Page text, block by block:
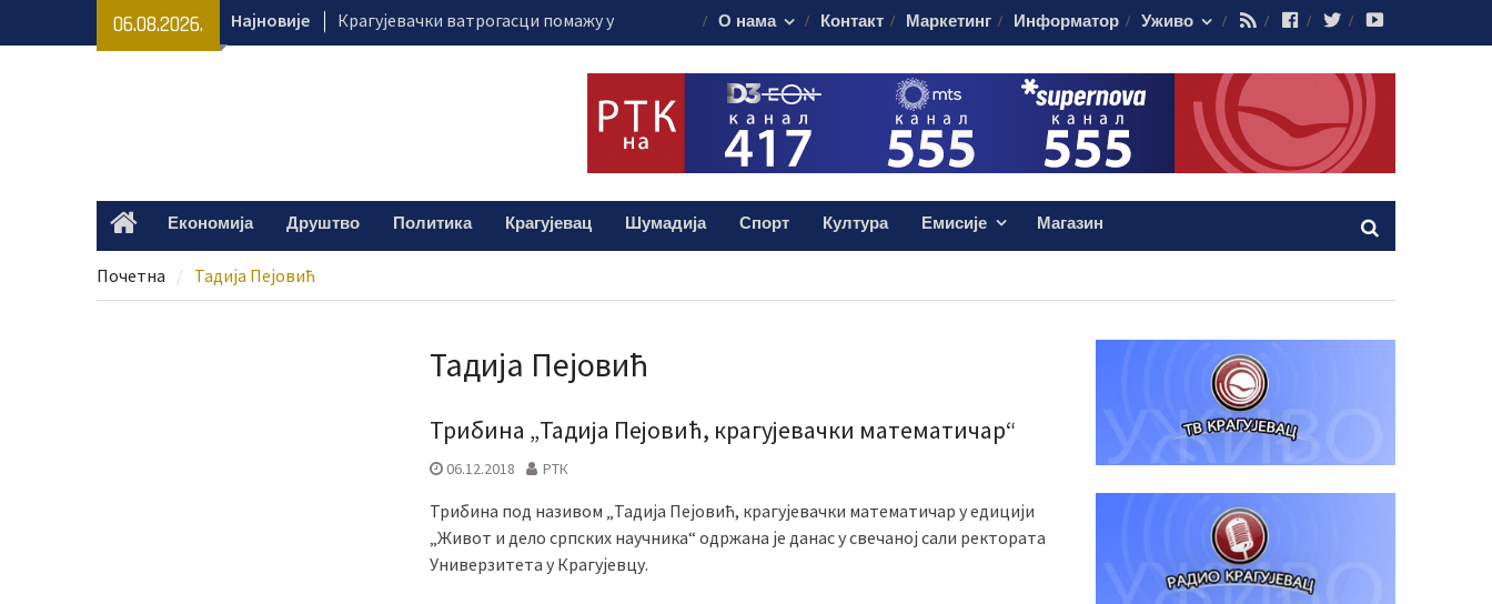
06.08.2026. Најновије
Крагујевачки ватрогасци помажу у
гашењу пожара на истоку Србије
„Караван безбедности саобраћаја“
Клиника за педијатрију у Крагујевцу
добила нове дијагностичке апарате
Деветогодишњој Лани Андрић из
Крагујевца потребна помоћ за
наставак лечења
О нама Контакт Маркетинг Информатор Уживо RSS FacebookTwitter
HomeЕкономија Друштво Политика Крагујевац Шумадија Спорт Култура Емисије Магазин
Почетна Тадија Пејовић
Тадија Пејовић
Трибина „Тадија Пејовић, крагујевачки математичар“
06.12.2018 РТК
Трибина под називом „Тадија Пејовић, крагујевачки математичар у едицији
„Живот и дело српских научника“ одржана је данас у свечаној сали ректората
Универзитета у Крагујевцу.